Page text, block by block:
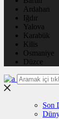
Ardahan
Iğdır
Yalova
Karabük
Kilis
Osmaniye
Düzce
Son